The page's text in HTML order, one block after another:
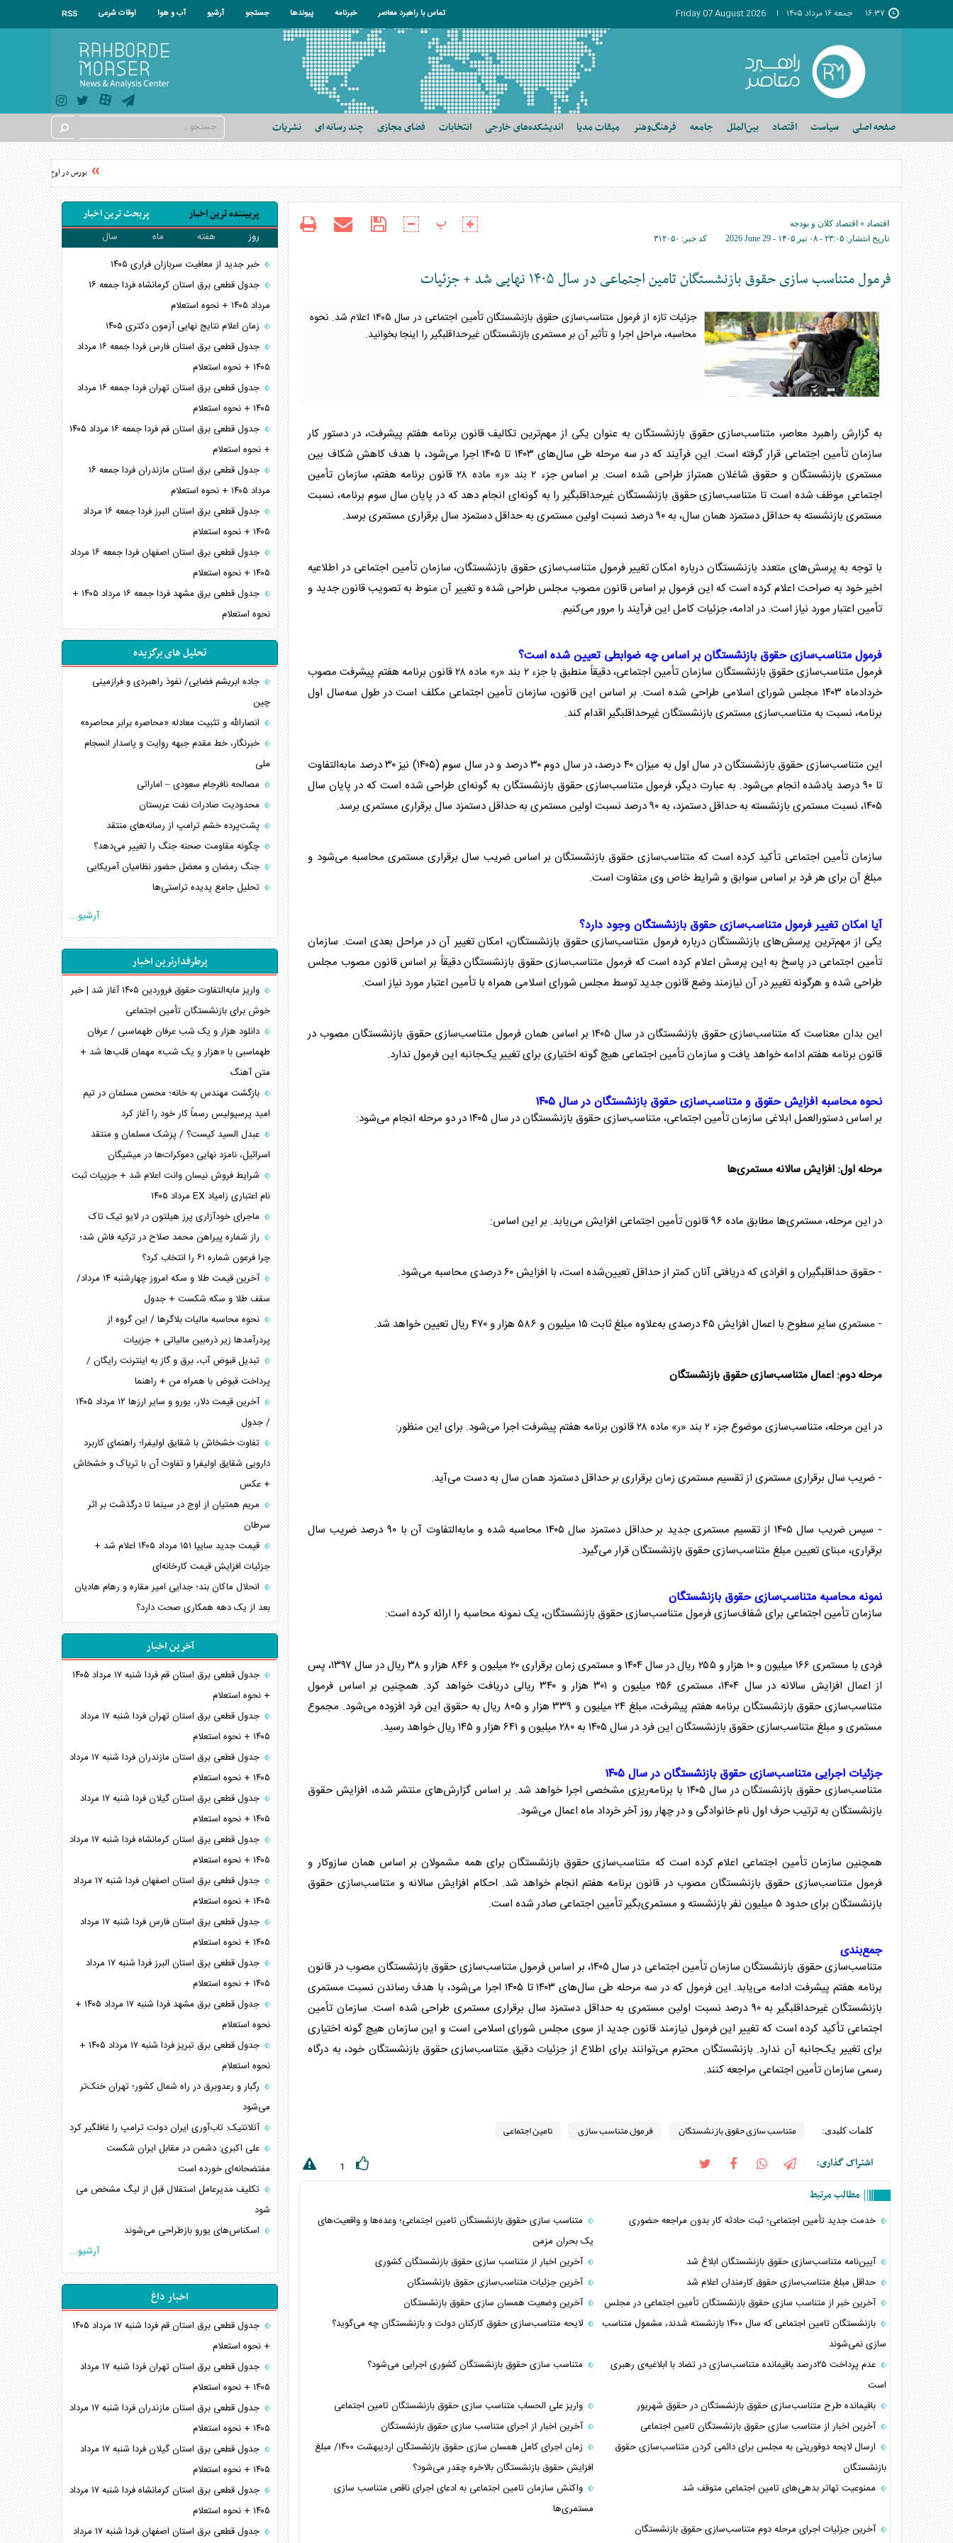
۱۶:۳۷ جمعه ۱۶ مرداد ۱۴۰۵ Friday 07 August 2026 تماس با راهبرد معاصر خبرنامه پیوندها جستجو آرشیو آب و هوا اوقات شرعی RSS
صفحه اصلی سیاست اقتصاد بین‌الملل جامعه فرهنگ‌وهنر میقات مدیا اندیشکده‌های خارجی انتخابات فضای مجازی چند رسانه ای نشریات
بورس در اوج؛ شاخص‌های بورس
اقتصاد » اقتصاد کلان و بودجه
تاریخ انتشار: ۲۳:۰۵ - ۰۸ تير ۱۴۰۵ - 2026 June 29 کد خبر: ۳۱۲۰۵۰
پ
فرمول متناسب سازی حقوق بازنشستگان تامین اجتماعی در سال ۱۴۰۵ نهایی شد + جزئیات
جزئیات تازه از فرمول متناسب‌سازی حقوق بازنشستگان تأمین اجتماعی در سال ۱۴۰۵ اعلام شد. نحوه
محاسبه، مراحل اجرا و تأثیر آن بر مستمری بازنشستگان غیرحداقلبگیر را اینجا بخوانید.
به گزارش راهبرد معاصر، متناسب‌سازی حقوق بازنشستگان به عنوان یکی از مهم‌ترین تکالیف قانون برنامه هفتم پیشرفت، در دستور کار
سازمان تأمین اجتماعی قرار گرفته است. این فرآیند که در سه مرحله طی سال‌های ۱۴۰۳ تا ۱۴۰۵ اجرا می‌شود، با هدف کاهش شکاف بین
مستمری بازنشستگان و حقوق شاغلان همتراز طراحی شده است. بر اساس جزء ۲ بند «ر» ماده ۲۸ قانون برنامه هفتم، سازمان تأمین
اجتماعی موظف شده است تا متناسب‌سازی حقوق بازنشستگان غیرحداقلبگیر را به گونه‌ای انجام دهد که در پایان سال سوم برنامه، نسبت
مستمری بازنشسته به حداقل دستمزد همان سال، به ۹۰ درصد نسبت اولین مستمری به حداقل دستمزد سال برقراری مستمری برسد.
با توجه به پرسش‌های متعدد بازنشستگان درباره امکان تغییر فرمول متناسب‌سازی حقوق بازنشستگان، سازمان تأمین اجتماعی در اطلاعیه
اخیر خود به صراحت اعلام کرده است که این فرمول بر اساس قانون مصوب مجلس طراحی شده و تغییر آن منوط به تصویب قانون جدید و
تأمین اعتبار مورد نیاز است. در ادامه، جزئیات کامل این فرآیند را مرور می‌کنیم.
فرمول متناسب‌سازی حقوق بازنشستگان بر اساس چه ضوابطی تعیین شده است؟
فرمول متناسب‌سازی حقوق بازنشستگان سازمان تأمین اجتماعی، دقیقاً منطبق با جزء ۲ بند «ر» ماده ۲۸ قانون برنامه هفتم پیشرفت مصوب
خردادماه ۱۴۰۳ مجلس شورای اسلامی طراحی شده است. بر اساس این قانون، سازمان تأمین اجتماعی مکلف است در طول سه‌سال اول
برنامه، نسبت به متناسب‌سازی مستمری بازنشستگان غیرحداقلبگیر اقدام کند.
این متناسب‌سازی حقوق بازنشستگان در سال اول به میزان ۴۰ درصد، در سال دوم ۳۰ درصد و در سال سوم (۱۴۰۵) نیز ۳۰ درصد مابه‌التفاوت
تا ۹۰ درصد یادشده انجام می‌شود. به عبارت دیگر، فرمول متناسب‌سازی حقوق بازنشستگان به گونه‌ای طراحی شده است که در پایان سال
۱۴۰۵، نسبت مستمری بازنشسته به حداقل دستمزد، به ۹۰ درصد نسبت اولین مستمری به حداقل دستمزد سال برقراری مستمری برسد.
سازمان تأمین اجتماعی تأکید کرده است که متناسب‌سازی حقوق بازنشستگان بر اساس ضریب سال برقراری مستمری محاسبه می‌شود و
مبلغ آن برای هر فرد بر اساس سوابق و شرایط خاص وی متفاوت است.
آیا امکان تغییر فرمول متناسب‌سازی حقوق بازنشستگان وجود دارد؟
یکی از مهم‌ترین پرسش‌های بازنشستگان درباره فرمول متناسب‌سازی حقوق بازنشستگان، امکان تغییر آن در مراحل بعدی است. سازمان
تأمین اجتماعی در پاسخ به این پرسش اعلام کرده است که فرمول متناسب‌سازی حقوق بازنشستگان دقیقاً بر اساس قانون مصوب مجلس
طراحی شده و هرگونه تغییر در آن نیازمند وضع قانون جدید توسط مجلس شورای اسلامی همراه با تأمین اعتبار مورد نیاز است.
این بدان معناست که متناسب‌سازی حقوق بازنشستگان در سال ۱۴۰۵ بر اساس همان فرمول متناسب‌سازی حقوق بازنشستگان مصوب در
قانون برنامه هفتم ادامه خواهد یافت و سازمان تأمین اجتماعی هیچ گونه اختیاری برای تغییر یک‌جانبه این فرمول ندارد.
نحوه محاسبه افزایش حقوق و متناسب‌سازی حقوق بازنشستگان در سال ۱۴۰۵
بر اساس دستورالعمل ابلاغی سازمان تأمین اجتماعی، متناسب‌سازی حقوق بازنشستگان در سال ۱۴۰۵ در دو مرحله انجام می‌شود:
مرحله اول: افزایش سالانه مستمری‌ها
در این مرحله، مستمری‌ها مطابق ماده ۹۶ قانون تأمین اجتماعی افزایش می‌یابد. بر این اساس:
- حقوق حداقلبگیران و افرادی که دریافتی آنان کمتر از حداقل تعیین‌شده است، با افزایش ۶۰ درصدی محاسبه می‌شود.
- مستمری سایر سطوح با اعمال افزایش ۴۵ درصدی به‌علاوه مبلغ ثابت ۱۵ میلیون و ۵۸۶ هزار و ۴۷۰ ریال تعیین خواهد شد.
مرحله دوم: اعمال متناسب‌سازی حقوق بازنشستگان
در این مرحله، متناسب‌سازی موضوع جزء ۲ بند «ر» ماده ۲۸ قانون برنامه هفتم پیشرفت اجرا می‌شود. برای این منظور:
- ضریب سال برقراری مستمری از تقسیم مستمری زمان برقراری بر حداقل دستمزد همان سال به دست می‌آید.
- سپس ضریب سال ۱۴۰۵ از تقسیم مستمری جدید بر حداقل دستمزد سال ۱۴۰۵ محاسبه شده و مابه‌التفاوت آن با ۹۰ درصد ضریب سال
برقراری، مبنای تعیین مبلغ متناسب‌سازی حقوق بازنشستگان قرار می‌گیرد.
نمونه محاسبه متناسب‌سازی حقوق بازنشستگان
سازمان تأمین اجتماعی برای شفاف‌سازی فرمول متناسب‌سازی حقوق بازنشستگان، یک نمونه محاسبه را ارائه کرده است:
فردی با مستمری ۱۶۶ میلیون و ۱۰ هزار و ۲۵۵ ریال در سال ۱۴۰۴ و مستمری زمان برقراری ۲۰ میلیون و ۸۴۶ هزار و ۳۸ ریال در سال ۱۳۹۷، پس
از اعمال افزایش سالانه در سال ۱۴۰۴، مستمری ۲۵۶ میلیون و ۳۰۱ هزار و ۳۴۰ ریالی دریافت خواهد کرد. همچنین بر اساس فرمول
متناسب‌سازی حقوق بازنشستگان برنامه هفتم پیشرفت، مبلغ ۲۴ میلیون و ۳۳۹ هزار و ۸۰۵ ریال به حقوق این فرد افزوده می‌شود. مجموع
مستمری و مبلغ متناسب‌سازی حقوق بازنشستگان این فرد در سال ۱۴۰۵ به ۲۸۰ میلیون و ۶۴۱ هزار و ۱۴۵ ریال خواهد رسید.
جزئیات اجرایی متناسب‌سازی حقوق بازنشستگان در سال ۱۴۰۵
متناسب‌سازی حقوق بازنشستگان در سال ۱۴۰۵ با برنامه‌ریزی مشخصی اجرا خواهد شد. بر اساس گزارش‌های منتشر شده، افزایش حقوق
بازنشستگان به ترتیب حرف اول نام خانوادگی و در چهار روز آخر خرداد ماه اعمال می‌شود.
همچنین سازمان تأمین اجتماعی اعلام کرده است که متناسب‌سازی حقوق بازنشستگان برای همه مشمولان بر اساس همان سازوکار و
فرمول متناسب‌سازی حقوق بازنشستگان مصوب در قانون برنامه هفتم انجام خواهد شد. احکام افزایش سالانه و متناسب‌سازی حقوق
بازنشستگان برای حدود ۵ میلیون نفر بازنشسته و مستمری‌بگیر تأمین اجتماعی صادر شده است.
جمع‌بندی
متناسب‌سازی حقوق بازنشستگان سازمان تأمین اجتماعی در سال ۱۴۰۵، بر اساس فرمول متناسب‌سازی حقوق بازنشستگان مصوب در قانون
برنامه هفتم پیشرفت ادامه می‌یابد. این فرمول که در سه مرحله طی سال‌های ۱۴۰۳ تا ۱۴۰۵ اجرا می‌شود، با هدف رساندن نسبت مستمری
بازنشستگان غیرحداقلبگیر به ۹۰ درصد نسبت اولین مستمری به حداقل دستمزد سال برقراری مستمری طراحی شده است. سازمان تأمین
اجتماعی تأکید کرده است که تغییر این فرمول نیازمند قانون جدید از سوی مجلس شورای اسلامی است و این سازمان هیچ گونه اختیاری
برای تغییر یک‌جانبه آن ندارد. بازنشستگان محترم می‌توانند برای اطلاع از جزئیات دقیق متناسب‌سازی حقوق بازنشستگان خود، به درگاه
رسمی سازمان تأمین اجتماعی مراجعه کنند.
کلمات کلیدی: متناسب سازی حقوق بازنشستگان فرمول متناسب سازی تامین اجتماعی
اشتراک گذاری: 1
مطالب مرتبط
خدمت جدید تأمین اجتماعی؛ ثبت حادثه کار بدون مراجعه حضوری
متناسب سازی حقوق بازنشستگان تامین اجتماعی؛ وعده‌ها و واقعیت‌های
یک بحران مزمن
آیین‌نامه متناسب‌سازی حقوق بازنشستگان ابلاغ شد
آخرین اخبار از متناسب سازی حقوق بازنشستگان کشوری
حداقل مبلغ متناسب‌سازی حقوق کارمندان اعلام شد
آخرین جزئیات متناسب‌سازی حقوق بازنشستگان
آخرین خبر از متناسب سازی حقوق بازنشستگان تأمین اجتماعی در مجلس
آخرین وضعیت همسان سازی حقوق بازنشستگان
بازنشستگان تامین اجتماعی که سال ۱۴۰۰ بازنشسته شدند، مشمول متناسب
سازی نمی‌شوند
لایحه متناسب‌سازی حقوق کارکنان دولت و بازنشستگان چه می‌گوید؟
عدم پرداخت ۲۵درصد باقیمانده متناسب‌سازی در تضاد با ابلاغیه‌ی رهبری
است
متناسب سازی حقوق بازنشستگان کشوری اجرایی می‌شود؟
باقیمانده طرح متناسب‌سازی حقوق بازنشستگان در حقوق شهریور
واریز علی الحساب متناسب سازی حقوق بازنشستگان تامین اجتماعی
آخرین اخبار از متناسب سازی حقوق بازنشستگان تامين اجتماعی
آخرین اخبار از اجرای متناسب سازی حقوق بازنشستگان
ارسال لایحه دوفوریتی به مجلس برای دائمی کردن متناسب‌سازی حقوق
بازنشستگان
زمان اجرای کامل همسان سازی حقوق بازنشستگان اردیبهشت ۱۴۰۰/ مبلغ
افزایش حقوق بازنشستگان بالاخره چقدر می‌شود؟
ممنوعیت تهاتر بدهی‌های تامین اجتماعی متوقف شد
واکنش سازمان تامین اجتماعی به ادعای اجرای ناقص متناسب سازی
مستمری‌ها
آخرین جزئیات اجرای مرحله دوم متناسب‌سازی حقوق بازنشستگان
پربیننده ترین اخبار پربحث ترین اخبار
روز هفته ماه
سال
خبر جدید از معافیت سربازان فراری ۱۴۰۵
جدول قطعی برق استان کرمانشاه فردا جمعه ۱۶
مرداد ۱۴۰۵ + نحوه استعلام
زمان اعلام نتایج نهایی آزمون دکتری ۱۴۰۵
جدول قطعی برق استان فارس فردا جمعه ۱۶ مرداد
۱۴۰۵ + نحوه استعلام
جدول قطعی برق استان تهران فردا جمعه ۱۶ مرداد
۱۴۰۵ + نحوه استعلام
جدول قطعی برق استان قم فردا جمعه ۱۶ مرداد ۱۴۰۵
+ نحوه استعلام
جدول قطعی برق استان مازندران فردا جمعه ۱۶
مرداد ۱۴۰۵ + نحوه استعلام
جدول قطعی برق استان البرز فردا جمعه ۱۶ مرداد
۱۴۰۵ + نحوه استعلام
جدول قطعی برق استان اصفهان فردا جمعه ۱۶ مرداد
۱۴۰۵ + نحوه استعلام
جدول قطعی برق مشهد فردا جمعه ۱۶ مرداد ۱۴۰۵ +
نحوه استعلام
تحلیل های برگزیده
جاده ابریشم فضایی/ نفوذ راهبردی و فرازمینی
چین
انصارالله و تثبیت معادله «محاصره برابر محاصره»
خبرنگار، خط مقدم جبهه روایت و پاسدار انسجام
ملی
مصالحه نافرجام سعودی – اماراتی
محدودیت صادرات نفت عربستان
پشت‌پرده خشم ترامپ از رسانه‌های منتقد
چگونه مقاومت صحنه جنگ را تغییر می‌دهد؟
جنگ رمضان و معضل حضور نظامیان آمریکایی
تحلیل جامع پدیده تراستی‌ها
غرب
اربعین، کابوس مشترک تل‌آویو-واشنگتن
برنامه هفتم توسعه در نقطه کور سیاستگذاری
کنوانسیون دریای خزر در راستای منافع ملی است؟
اوکراین بازوی مخرب آمریکا در غرب آسیا
اهمیت راهبردی اردن برای آمریکا
پیام، ظرفیت بالفعل‌نشده تجارت ایران
همسویی عربستان با سنتکام علیه متحدان ایران
ترامپ و توهم خلع سلاح حماس
چرا کویت به دنبال شریک امنیتی جدید است؟
آرشیو...
پرطرفدارترین اخبار
واریز مابه‌التفاوت حقوق فروردین ۱۴۰۵ آغاز شد | خبر
خوش برای بازنشستگان تأمین اجتماعی
دانلود هزار و یک شب عرفان طهماسبی / عرفان
طهماسبی با «هزار و یک شب» مهمان قلب‌ها شد +
متن آهنگ
بازگشت مهندس به خانه؛ محسن مسلمان در تیم
امید پرسپولیس رسماً کار خود را آغاز کرد
عبدل السید کیست؟ / پزشک مسلمان و منتقد
اسرائیل، نامزد نهایی دموکرات‌ها در میشیگان
شرایط فروش نیسان وانت اعلام شد + جزییات ثبت
نام اعتباری زامیاد EX مرداد ۱۴۰۵
ماجرای خودآزاری پرز هیلتون در لایو تیک تاک
راز شماره پیراهن محمد صلاح در ترکیه فاش شد؛
چرا فرعون شماره ۶۱ را انتخاب کرد؟
آخرین قیمت طلا و سکه امروز چهارشنبه ۱۴ مرداد/
سقف طلا و سکه شکست + جدول
نحوه محاسبه مالیات بلاگر‌ها / این گروه از
پردرآمد‌ها زیر ذره‌بین مالیاتی + جزییات
تبدیل قبوض آب، برق و گاز به اینترنت رایگان /
پرداخت قبوض با همراه من + راهنما
آخرین قیمت دلار، یورو و سایر ارز‌ها ۱۲ مرداد ۱۴۰۵
/ جدول
تفاوت خشخاش با شقایق اولیفرا؛ راهنمای کاربرد
دارویی شقایق اولیفرا و تفاوت آن با تریاک و خشخاش
+ عکس
مریم همتیان از اوج در سینما تا درگذشت بر اثر
سرطان
قیمت جدید سایپا ۱۵۱ مرداد ۱۴۰۵ اعلام شد +
جزئیات افزایش قیمت کارخانه‌ای
انحلال ماکان بند؛ جدایی امیر مقاره و رهام هادیان
بعد از یک دهه همکاری صحت دارد؟
آخرین اخبار
جدول قطعی برق استان قم فردا شنبه ۱۷ مرداد ۱۴۰۵
+ نحوه استعلام
جدول قطعی برق استان تهران فردا شنبه ۱۷ مرداد
۱۴۰۵ + نحوه استعلام
جدول قطعی برق استان مازندران فردا شنبه ۱۷ مرداد
۱۴۰۵ + نحوه استعلام
جدول قطعی برق استان گیلان فردا شنبه ۱۷ مرداد
۱۴۰۵ + نحوه استعلام
جدول قطعی برق استان کرمانشاه فردا شنبه ۱۷ مرداد
۱۴۰۵ + نحوه استعلام
جدول قطعی برق استان اصفهان فردا شنبه ۱۷ مرداد
۱۴۰۵ + نحوه استعلام
جدول قطعی برق استان فارس فردا شنبه ۱۷ مرداد
۱۴۰۵ + نحوه استعلام
جدول قطعی برق استان البرز فردا شنبه ۱۷ مرداد
۱۴۰۵ + نحوه استعلام
جدول قطعی برق مشهد فردا شنبه ۱۷ مرداد ۱۴۰۵ +
نحوه استعلام
جدول قطعی برق تبریز فردا شنبه ۱۷ مرداد ۱۴۰۵ +
نحوه استعلام
رگبار و رعدوبرق در راه شمال کشور؛ تهران خنک‌تر
می‌شود
آتلانتیک: تاب‌آوری ایران دولت ترامپ را غافلگیر کرد
علی اکبری: دشمن در مقابل ایران شکست
مفتضحانه‌ای خورده است
تکلیف مدیرعامل استقلال قبل از لیگ مشخص می
شود
اسکناس‌های یورو بازطراحی می‌شوند
آرشیو...
اخبار داغ
جدول قطعی برق استان قم فردا شنبه ۱۷ مرداد ۱۴۰۵
+ نحوه استعلام
جدول قطعی برق استان تهران فردا شنبه ۱۷ مرداد
۱۴۰۵ + نحوه استعلام
جدول قطعی برق استان مازندران فردا شنبه ۱۷ مرداد
۱۴۰۵ + نحوه استعلام
جدول قطعی برق استان گیلان فردا شنبه ۱۷ مرداد
۱۴۰۵ + نحوه استعلام
جدول قطعی برق استان کرمانشاه فردا شنبه ۱۷ مرداد
۱۴۰۵ + نحوه استعلام
جدول قطعی برق استان اصفهان فردا شنبه ۱۷ مرداد